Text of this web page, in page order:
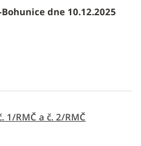
dne 10.12.2025
1/RMČ a č. 2/RMČ